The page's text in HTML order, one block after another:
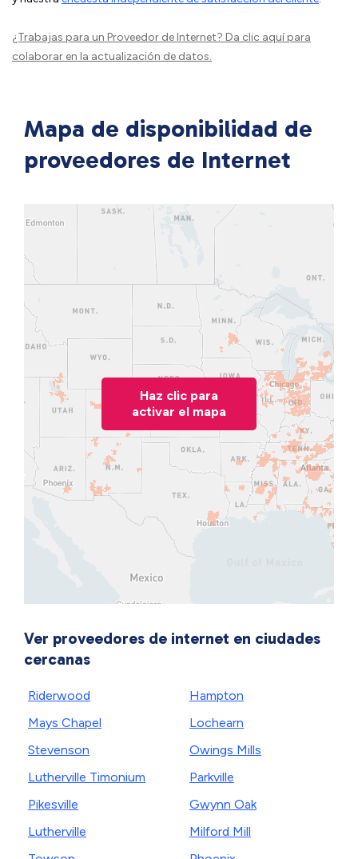
¿Trabajas para un Proveedor de Internet? Da clic aquípara
colaborar en la actualización de datos.
Mapa de disponibilidad de
proveedores de Internet
Haz clic para
activar el mapa
Ver proveedores de internet en ciudades
cercanas
Riderwood
Mays Chapel
Stevenson
Lutherville Timonium
Pikesville
Lutherville
Hampton
Lochearn
Owings Mills
Parkville
Gwynn Oak
Milford Mill